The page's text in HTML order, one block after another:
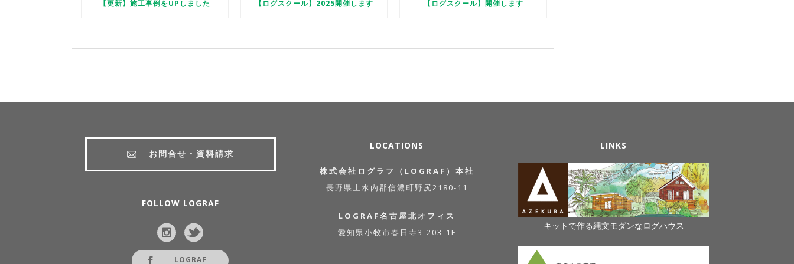
【更新】施工事例をUPしました 【ログスクール】2025開催します 【ログスクール】開催します
お問合せ・資料請求
FOLLOW LOGRAF
LOGRAF
LOCATIONS
株式会社ログラフ（LOGRAF）本社
長野県上水内郡信濃町野尻2180-11
LOGRAF名古屋北オフィス
愛知県小牧市春日寺3-203-1F
LINKS
キットで作る縄文モダンなログハウス